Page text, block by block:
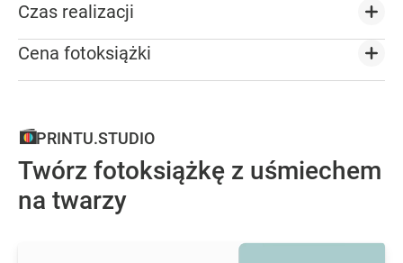
Czas realizacji
Cena fotoksiążki
PRINTU.STUDIO
Twórz fotoksiążkę z uśmiechem
na twarzy